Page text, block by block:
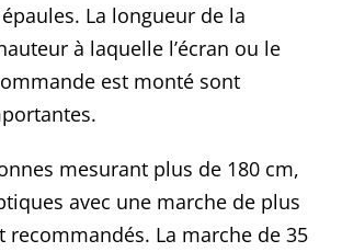
La longueur de la
à laquelle l’écran ou le
est monté sont
mesurant plus de 180 cm,
avec une marche de plus
recommandés. La marche de 35